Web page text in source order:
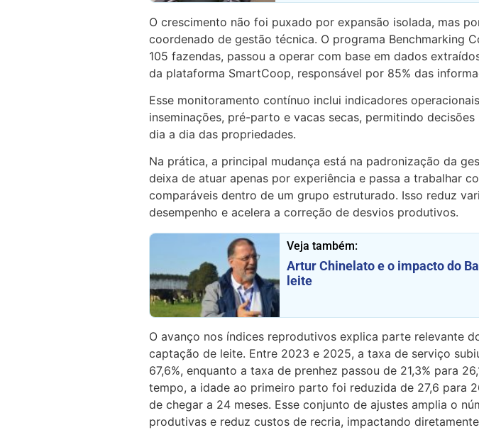
O crescimento não foi puxado por expansão isolada, mas
coordenado de gestão técnica. O programa Benchmarking
105 fazendas, passou a operar com base em dados
da plataforma SmartCoop, responsável por 85% das
Esse monitoramento contínuo inclui indicadores
inseminações, pré-parto e vacas secas, permitindo decisões
dia a dia das propriedades.
Na prática, a principal mudança está na padronização da
deixa de atuar apenas por experiência e passa a trabalhar
comparáveis dentro de um grupo estruturado. Isso reduz
desempenho e acelera a correção de desvios produtivos.
Veja também:
Artur Chinelato e o impacto do
leite
O avanço nos índices reprodutivos explica parte relevante
captação de leite. Entre 2023 e 2025, a taxa de serviço
67,6%, enquanto a taxa de prenhez passou de 21,3% para
tempo, a idade ao primeiro parto foi reduzida de 27,6 para
de chegar a 24 meses. Esse conjunto de ajustes amplia o
produtivas e reduz custos de recria, impactando